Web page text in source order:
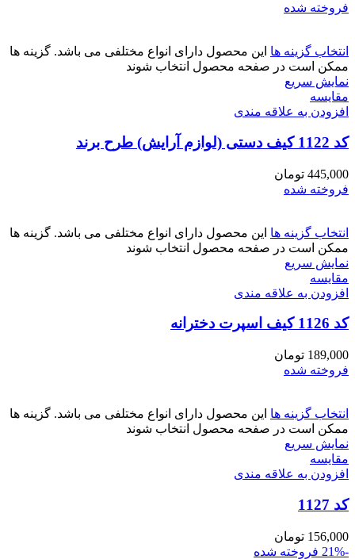
فروخته شده
انتخاب گزینه ها این محصول دارای انواع مختلفی می باشد. گزینه ها
ممکن است در صفحه محصول انتخاب شوند
نمایش سریع
مقايسه
افزودن به علاقه مندی
کد 1122 کیف دستی (لوازم آرایش) طرح برند
445,000 تومان
فروخته شده
انتخاب گزینه ها این محصول دارای انواع مختلفی می باشد. گزینه ها
ممکن است در صفحه محصول انتخاب شوند
نمایش سریع
مقايسه
افزودن به علاقه مندی
کد 1126 کیف اسپرت دخترانه
189,000 تومان
فروخته شده
انتخاب گزینه ها این محصول دارای انواع مختلفی می باشد. گزینه ها
ممکن است در صفحه محصول انتخاب شوند
نمایش سریع
مقايسه
افزودن به علاقه مندی
کد 1127
156,000 تومان
-21%
فروخته شده